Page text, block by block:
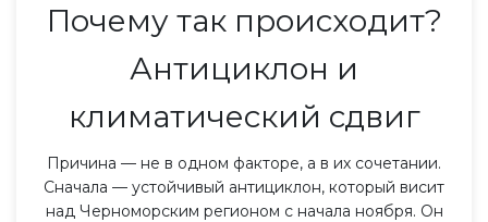
Почему так происходит?
Антициклон и
климатический сдвиг
Причина — не в одном факторе, а в их сочетании.
Сначала — устойчивый антициклон, который висит
над Черноморским регионом с начала ноября. Он